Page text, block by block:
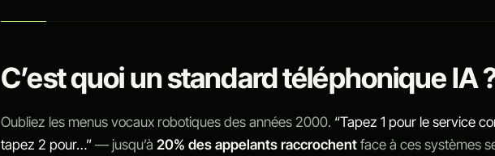
C’est quoi un standard téléphonique IA
Oubliez les menus vocaux robotiques des années 2000. “Tapez 1 pour le service
tapez 2 pour…”— jusqu’à20% des appelants raccrochentface à ces systèmes